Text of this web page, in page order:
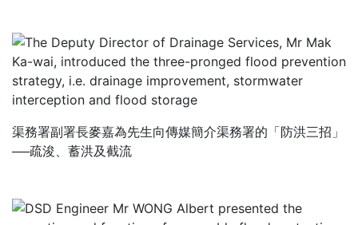
渠務署副署長麥嘉為先生向傳媒簡介渠務署的「防洪三招」
──疏浚、蓄洪及截流